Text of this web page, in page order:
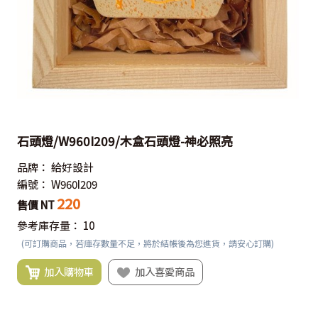
石頭燈/W960I209/木盒石頭燈-神必照亮
品牌： 給好設計
編號： W960I209
售價 NT 220
參考庫存量： 10
(可訂購商品，若庫存數量不足，將於結帳後為您進貨，請安心訂購)
加入購物車 加入喜愛商品